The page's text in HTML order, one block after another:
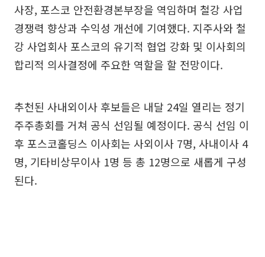
사장, 포스코 안전환경본부장을 역임하며 철강 사업
경쟁력 향상과 수익성 개선에 기여했다. 지주사와 철
강 사업회사 포스코의 유기적 협업 강화 및 이사회의
합리적 의사결정에 주요한 역할을 할 전망이다.
추천된 사내외이사 후보들은 내달 24일 열리는 정기
주주총회를 거쳐 공식 선임될 예정이다. 공식 선임 이
후 포스코홀딩스 이사회는 사외이사 7명, 사내이사 4
명, 기타비상무이사 1명 등 총 12명으로 새롭게 구성
된다.